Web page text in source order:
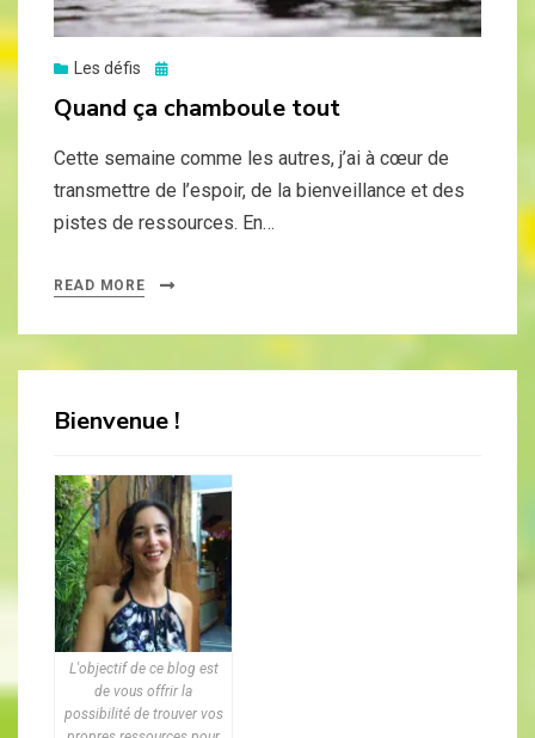
Les défis
Posted
Quand ça chamboule tout
Cette semaine comme les autres, j’ai à cœur de
transmettre de l’espoir, de la bienveillance et des
pistes de ressources. En…
READ MORE
Bienvenue !
L'objectif de ce blog est
de vous offrir la
possibilité de trouver vos